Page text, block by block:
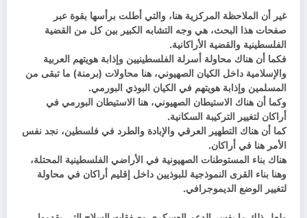
غير أن الملاحظة المركزية هنا، والتي أطلت برأسها بقوة عبر
صفحات هذا البحث، هي وجه التشابه الكبير بين كل من القضية
الفلسطينية والقضية الأراكانية.
فكما أن هناك محاولة أسرلة الفلسطينيين وإذابة هويتهم العربية
والإسلامية داخل الكيان الصهيوني، هنا محاولات (برمنة) ما تبقى من
المسلمين وإذابة هويتهم في الكيان البوذي البورمي.
وكما أن هناك الاستيطان الصهيوني، هنا الاستيطان البورمي في
أراكان لتغيير التركيبة السكانية.
كما أن هناك التطهير العرقي والإبادة والطرد في فلسطين، نجد نفس
الأمر هنا في أراكان.
هناك بناء المستوطنات الصهيونية في الأراضي الفلسطينية المحتلة،
وهنا بناء القرى النموذجية للبوذيين داخل إقليم أراكان في محاولة
لتغيير الوضع الديموجرافي.